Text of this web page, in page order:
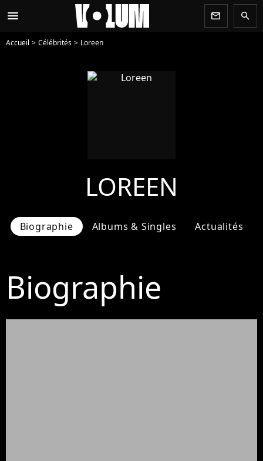
menu newsletter search
Accueil Célébrités Loreen
LOREEN
Biographie Albums & Singles Actualités
Biographie